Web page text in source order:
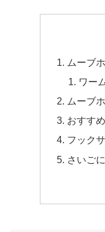
ムーブ
ワー
ムーブ
おすす
フック
さいごに